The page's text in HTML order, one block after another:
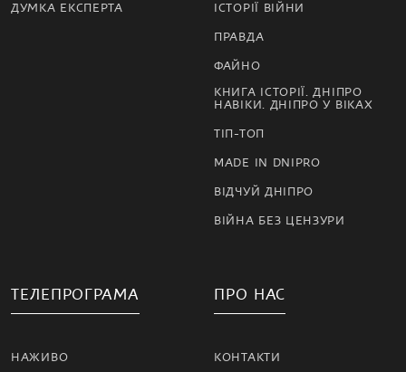
ДУМКА ЕКСПЕРТА ІСТОРІЇ ВІЙНИ
ПРАВДА
ФАЙНО
КНИГА ІСТОРІЇ. ДНІПРО
НАВІКИ. ДНІПРО У ВІКАХ
ТІП-ТОП
MADE IN DNIPRO
ВІДЧУЙ ДНІПРО
ВІЙНА БЕЗ ЦЕНЗУРИ
ТЕЛЕПРОГРАМА
НАЖИВО
ПРО НАС
КОНТАКТИ